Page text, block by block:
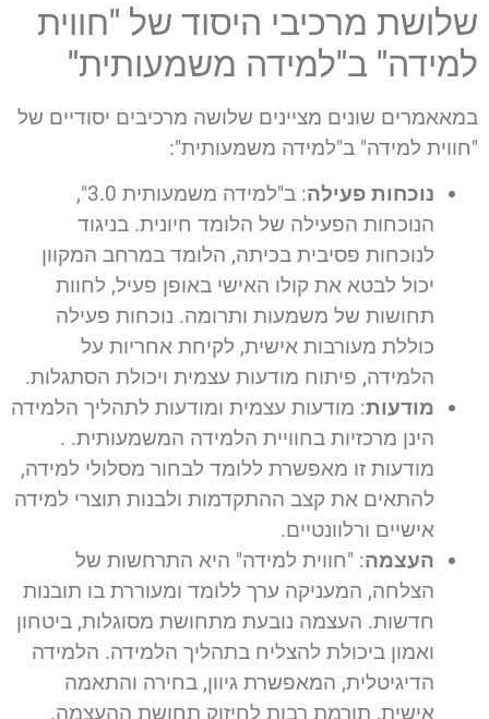
שלושת מרכיבי היסוד של "חווית
למידה" ב"למידה משמעותית"
במאאמרים שונים מציינים שלושה מרכיבים יסודיים של
"חווית למידה" ב"למידה משמעותית":
נוכחות פעילה
: ב"למידה משמעותית 3.0",
הנוכחות הפעילה של הלומד חיונית. בניגוד
לנוכחות פסיבית בכיתה, הלומד במרחב המקוון
יכול לבטא את קולו האישי באופן פעיל, לחוות
תחושות של משמעות ותרומה. נוכחות פעילה
כוללת מעורבות אישית, לקיחת אחריות על
הלמידה, פיתוח מודעות עצמית ויכולת הסתגלות.
מודעות: מודעות עצמית ומודעות לתהליך הלמידה
הינן מרכזיות בחוויית הלמידה המשמעותית. .
מודעות זו מאפשרת ללומד לבחור מסלולי למידה,
להתאים את קצב ההתקדמות ולבנות תוצרי למידה
אישיים ורלוונטיים.
העצמה: "חווית למידה" היא התרחשות של
הצלחה, המעניקה ערך ללומד ומעוררת בו תובנות
חדשות. העצמה נובעת מתחושת מסוגלות, ביטחון
ואמון ביכולת להצליח בתהליך הלמידה. הלמידה
הדיגיטלית, המאפשרת גיוון, בחירה והתאמה
אישית, תורמת רבות לחיזוק תחושת ההעצמה.